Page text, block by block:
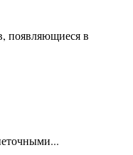
появляющиеся в